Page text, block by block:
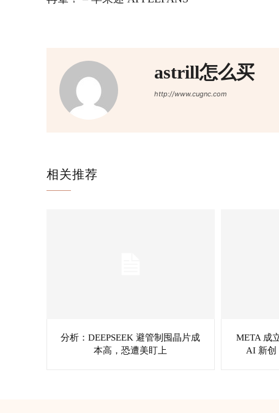
astrill怎么买
http://www.cugnc.com
相关推荐
分析：DEEPSEEK 避管制囤晶片成
本高，恐遭美盯上
META 成
AI 新创